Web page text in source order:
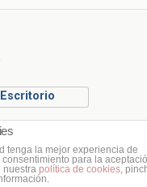
Escritorio
tenga la mejor experiencia de
para la
nuestra política de cookies,